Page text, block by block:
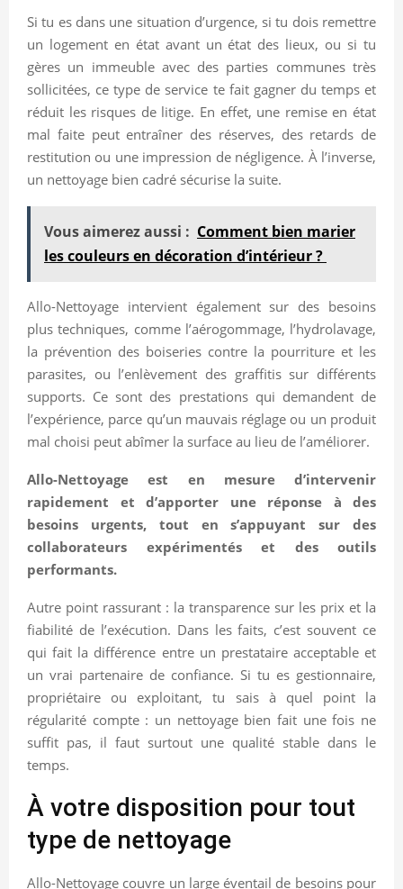
Si tu es dans une situation d’urgence, si tu dois remettre
un logement en état avant un état des lieux, ou si tu
gères un immeuble avec des parties communes très
sollicitées, ce type de service te fait gagner du temps et
réduit les risques de litige. En effet, une remise en état
mal faite peut entraîner des réserves, des retards de
restitution ou une impression de négligence. À l’inverse,
un nettoyage bien cadré sécurise la suite.
Vous aimerez aussi : Comment bien marier
les couleurs en décoration d’intérieur ?
Allo-Nettoyage intervient également sur des besoins
plus techniques, comme l’aérogommage, l’hydrolavage,
la prévention des boiseries contre la pourriture et les
parasites, ou l’enlèvement des graffitis sur différents
supports. Ce sont des prestations qui demandent de
l’expérience, parce qu’un mauvais réglage ou un produit
mal choisi peut abîmer la surface au lieu de l’améliorer.
Allo-Nettoyage est en mesure d’intervenir
rapidement et d’apporter une réponse à des
besoins urgents, tout en s’appuyant sur des
collaborateurs expérimentés et des outils
performants.
Autre point rassurant : la transparence sur les prix et la
fiabilité de l’exécution. Dans les faits, c’est souvent ce
qui fait la différence entre un prestataire acceptable et
un vrai partenaire de confiance. Si tu es gestionnaire,
propriétaire ou exploitant, tu sais à quel point la
régularité compte : un nettoyage bien fait une fois ne
suffit pas, il faut surtout une qualité stable dans le
temps.
À votre disposition pour tout
type de nettoyage
Allo-Nettoyage couvre un large éventail de besoins pour